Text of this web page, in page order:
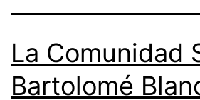
La Comunidad
Bartolomé